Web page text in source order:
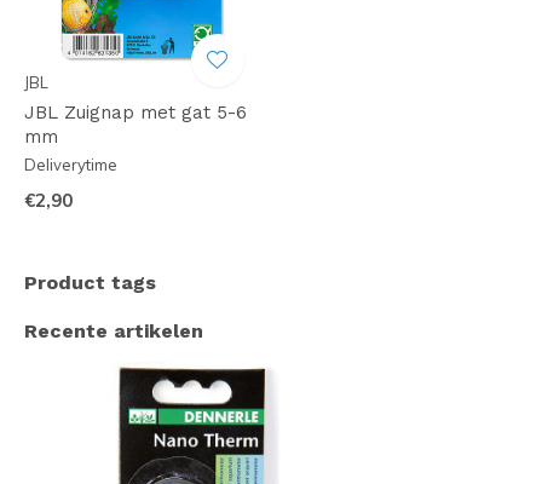
JBL
JBL Zuignap met gat 5-6
mm
Deliverytime
€2,90
Product tags
Recente artikelen